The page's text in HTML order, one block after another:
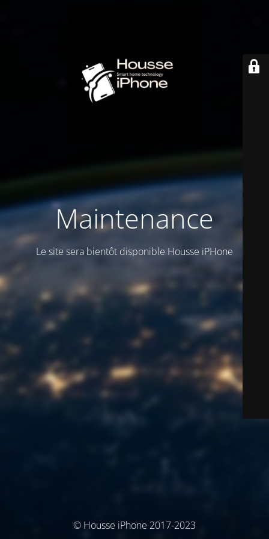
Maintenance
Le site sera bientôt disponible Housse iPHone
© Housse iPhone 2017-2023